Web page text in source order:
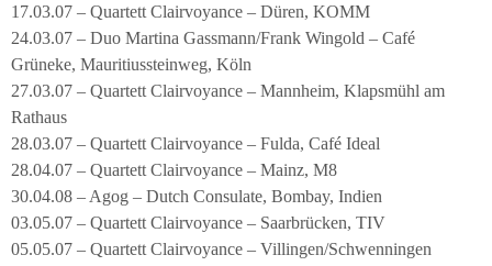
17.03.07 – Quartett Clairvoyance – Düren, KOMM
24.03.07 – Duo Martina Gassmann/Frank Wingold – Café
Grüneke, Mauritiussteinweg, Köln
27.03.07 – Quartett Clairvoyance – Mannheim, Klapsmühl am
Rathaus
28.03.07 – Quartett Clairvoyance – Fulda, Café Ideal
28.04.07 – Quartett Clairvoyance – Mainz, M8
30.04.08 – Agog – Dutch Consulate, Bombay, Indien
03.05.07 – Quartett Clairvoyance – Saarbrücken, TIV
05.05.07 – Quartett Clairvoyance – Villingen/Schwenningen